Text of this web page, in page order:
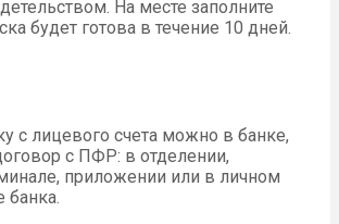
На месте заполните
будет готова в течение 10 дней.
с лицевого счета можно в банке,
с ПФР: в отделении,
приложении или в личном
банка.